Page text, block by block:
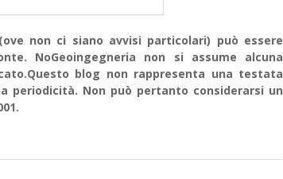
non ci siano avvisi particolari) può essere
NoGeoingegneria non si assume alcuna
blog non rappresenta una testata
periodicità. Non può pertanto considerarsi un